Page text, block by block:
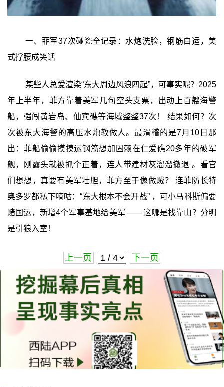
一、菲军37次碰瓷全记录：水炮洗脸，钢筋白运，美
式撑腰成笑话
某些人总爱渲染“东大周边风浪四起”，可事实呢？2025
年上半年，菲方靠着美军几句空头支票，出动上百艘海警
船，强闯黄岩岛、仙宾礁等海域整整37次！ 结果如何？次
次被东大海警的高压水炮教做人。最滑稽的是7月10日那
出：菲船偷偷摸摸运钢筋想加固赖在仁爱礁20多年的破军
舰，刚露头就被抓个正着，连人带建材灰溜溜撤退 。看官
们想想，真要有美军壮胆，菲方至于像做贼？ 连菲防长特
奥多罗都私下嘀咕：“东大根本不会开战” ，可小马科斯偏要
赌国运，新增4个军事基地给美军 ——这哪是找靠山？分明
是引狼入室！
上一页 下一页